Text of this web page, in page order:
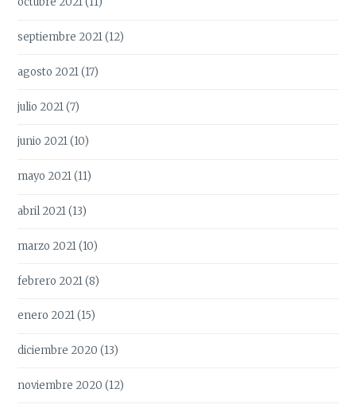
septiembre 2021(12)
agosto 2021(17)
julio 2021(7)
junio 2021(10)
mayo 2021(11)
abril 2021(13)
marzo 2021(10)
febrero 2021(8)
enero 2021(15)
diciembre 2020 (13)
noviembre 2020 (12)